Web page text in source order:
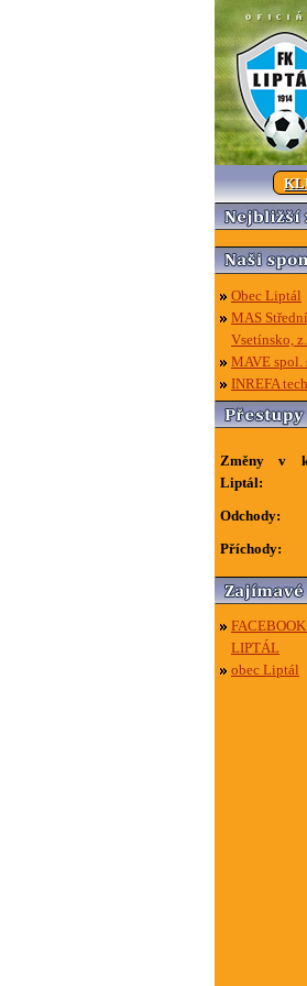
Obec Liptál
MAS Střední
Vsetínsko,
MAVE spol.
INREFA
Změny v
Liptál:
Odchody:
Příchody:
LIPTÁL
obec Liptál